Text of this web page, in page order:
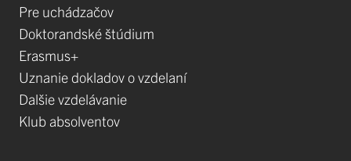
Pre uchádzačov
Doktorandské štúdium
Erasmus+
Uznanie dokladov o vzdelaní
Dalšie vzdelávanie
Klub absolventov